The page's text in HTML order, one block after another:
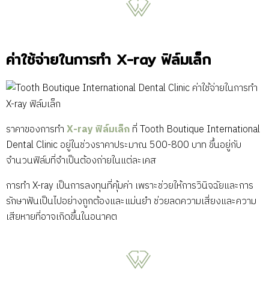
ค่าใช้จ่ายในการทำ X-ray ฟิล์มเล็ก
ราคาของการทำX-ray ฟิล์มเล็กที่ Tooth Boutique International
Dental Clinic อยู่ในช่วงราคาประมาณ 500-800 บาท ขึ้นอยู่กับ
จำนวนฟิล์มที่จำเป็นต้องถ่ายในแต่ละเคส
การทำ X-ray เป็นการลงทุนที่คุ้มค่า เพราะช่วยให้การวินิจฉัยและการ
รักษาฟันเป็นไปอย่างถูกต้องและแม่นยำ ช่วยลดความเสี่ยงและความ
เสียหายที่อาจเกิดขึ้นในอนาคต